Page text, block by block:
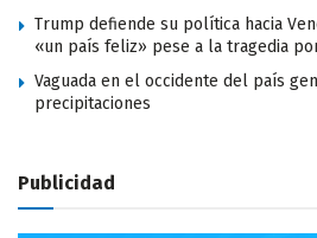
Trump defiende su política hacia
«un país feliz» pese a la tragedia
Vaguada en el occidente del país
precipitaciones
Publicidad